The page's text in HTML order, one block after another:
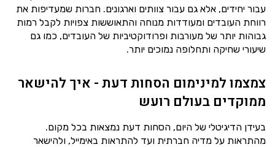
עבור יחידים, אלא גם עבור צוותים וארגונים. חברות שמעדיפות את
רווחת העובדים ומעודדות מנוחה והתאוששות צפויות לקבל רמות
גבוהות יותר של מעורבות ופרודוקטיביות של העובדים, כמו גם
שיעורי שחיקה ותחלופה נמוכים יותר.
צמצמו למינימום הסחות דעת - איך להישאר
ממוקדים בעולם רועש
בעידן הדיגיטלי של היום, הסחות דעת נמצאות בכל מקום.
מהתראות על מדיה חברתית ועד להתראות באימייל, ולהישאר